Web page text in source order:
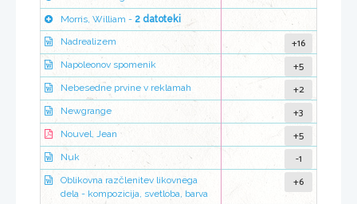
Morris, William - 2 datoteki
Nadrealizem
+16
Napoleonov spomenik +5
Nebesedne prvine v reklamah +2
Newgrange +3
Nouvel, Jean +5
Nuk -1
Oblikovna razčlenitev likovnega
dela - kompozicija, svetloba, barva
+6